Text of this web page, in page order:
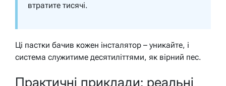
втратите тисячі.
Ці пастки бачив кожен інсталятор – уникайте, і
система служитиме десятиліттями, як вірний пес.
Практичні приклади: реальні